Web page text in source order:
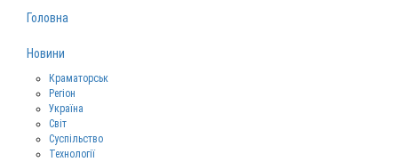
Головна
Новини
Краматорськ
Регіон
Україна
Світ
Суспільство
Технології